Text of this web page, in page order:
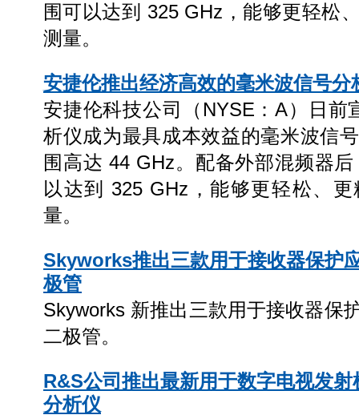
围可以达到 325 GHz，能够更轻松
测量。
安捷伦推出经济高效的毫米波信号分
安捷伦科技公司（NYSE：A）日前
析仪成为最具成本效益的毫米波信
围高达 44 GHz。配备外部混频器
以达到 325 GHz，能够更轻松、
量。
Skyworks推出三款用于接收器保护
极管
Skyworks 新推出三款用于接收器保
二极管。
R&S公司推出最新用于数字电视发
分析仪